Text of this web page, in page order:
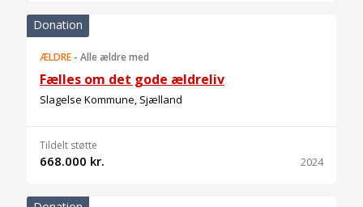
Donation
ÆLDRE - Alle ældre med
Fælles om det gode ældreliv
Slagelse Kommune, Sjælland
Tildelt støtte
668.000 kr. 2024